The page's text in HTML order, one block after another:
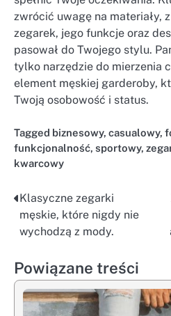
zwrócić uwagę na materiały,
zegarek, jego funkcje oraz
pasował do Twojego stylu.
tylko narzędzie do mierzenia
element męskiej garderoby,
Twoją osobowość i status.
Tagged biznesowy, casualowy,
funkcjonalność, sportowy,
kwarcowy
Nawigacja
wpisu
Klasyczne zegarki
męskie, które nigdy nie
wychodzą z mody.
Powiązane treści